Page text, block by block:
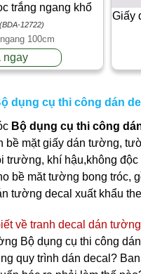
trắng ngang khổ
1 mét
(BDA-12722)
100cm
ngay
Giấy
dụng cụ thi công dán
Bộ dụng cụ thi công
bề mặt giấy dán tường,
trường, khí hậu,không
bề măt tường bong tróc,
tường decal xuất khẩu
về tranh decal dán
Bộ dụng cụ thi công
quy trình dán decal?